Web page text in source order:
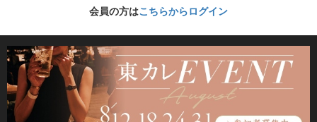
会員の方はこちらからログイン